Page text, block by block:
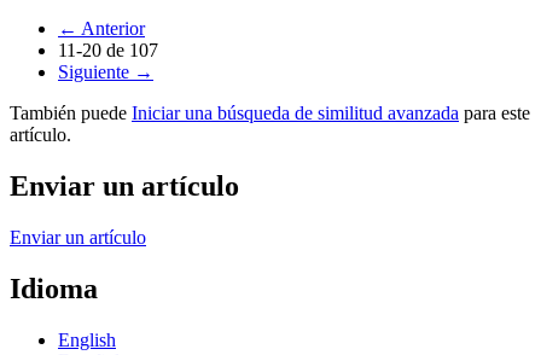
← Anterior
11-20 de 107
Siguiente →
También puede Iniciar una búsqueda de similitud avanzada para este
artículo.
Enviar un artículo
Enviar un artículo
Idioma
English